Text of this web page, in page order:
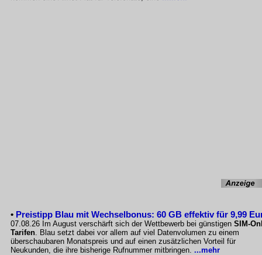
• Preistipp Blau mit Wechselbonus: 60 GB effektiv für 9,99
07.08.26 Im August verschärft sich der Wettbewerb bei günstigen SIM-
Tarifen. Blau setzt dabei vor allem auf viel Datenvolumen zu einem
überschaubaren Monatspreis und auf einen zusätzlichen Vorteil für
Neukunden, die ihre bisherige Rufnummer mitbringen. ...mehr